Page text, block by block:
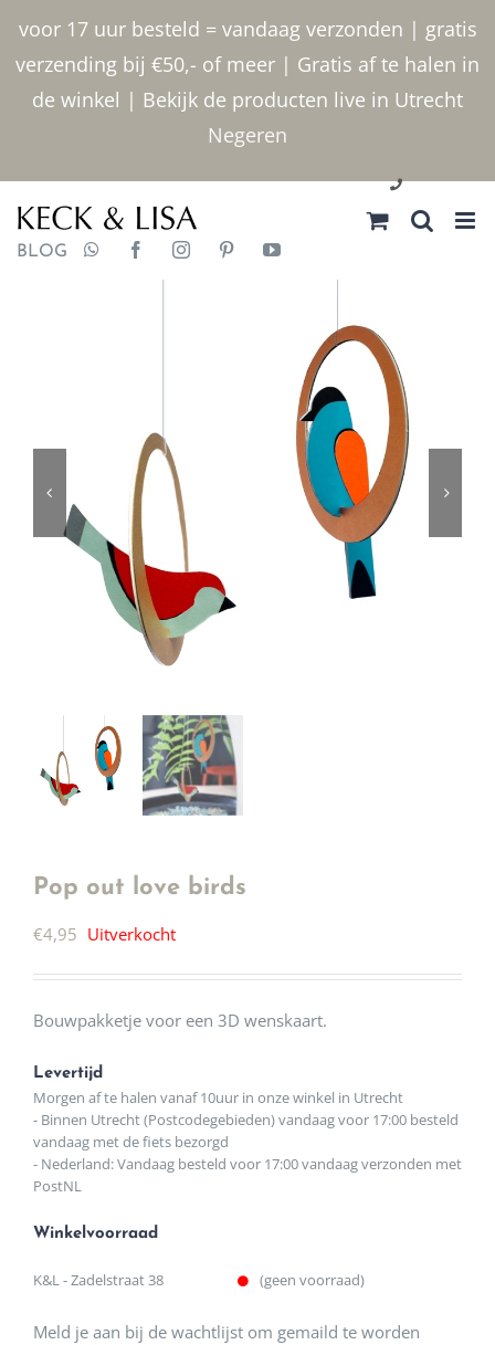
voor 17 uur besteld = vandaag verzonden | gratis
verzending bij €50,- of meer | Gratis af te halen in
de winkel | Bekijk de producten live in Utrecht
Negeren
inhoud
030 2400000
BLOG
Pop out love birds
€4,95 Uitverkocht
Bouwpakketje voor een 3D wenskaart.
Levertijd
Morgen af te halen vanaf 10uur in onze winkel in Utrecht
- Binnen Utrecht (Postcodegebieden) vandaag voor 17:00 besteld
vandaag met de fiets bezorgd
- Nederland: Vandaag besteld voor 17:00 vandaag verzonden met
PostNL
Winkelvoorraad
K&L - Zadelstraat 38 (geen voorraad)
Meld je aan bij de wachtlijst om gemaild te worden